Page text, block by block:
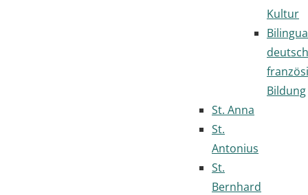
Kultur
deutsch
Bildung
St. Anna
St.
Antonius
St.
Bernhard